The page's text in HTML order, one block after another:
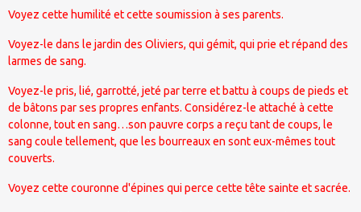
Voyez cette humilité et cette soumission à ses parents.
Voyez-le dans le jardin des Oliviers, qui gémit, qui prie et répand des
larmes de sang.
Voyez-le pris, lié, garrotté, jeté par terre et battu à coups de pieds et
de bâtons par ses propres enfants. Considérez-le attaché à cette
colonne, tout en sang…son pauvre corps a reçu tant de coups, le
sang coule tellement, que les bourreaux en sont eux-mêmes tout
couverts.
Voyez cette couronne d'épines qui perce cette tête sainte et sacrée.